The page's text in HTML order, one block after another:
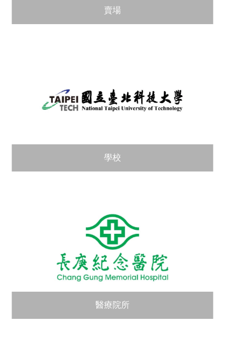
賣場
學校
醫療院所